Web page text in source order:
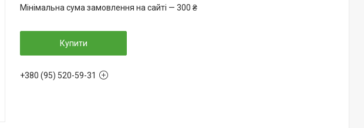
Мінімальна сума замовлення на сайті — 300 ₴
Купити
+380 (95) 520-59-31